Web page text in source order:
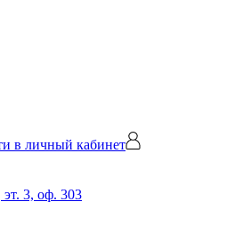
в личный кабинет
3, оф. 303